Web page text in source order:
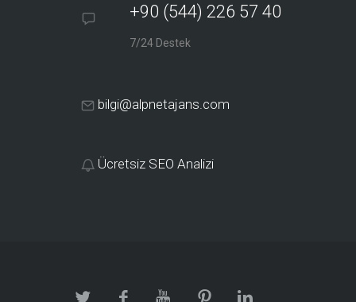
+90 (544) 226 57 40
7/24 Destek
bilgi@alpnetajans.com
Ücretsiz SEO Analizi